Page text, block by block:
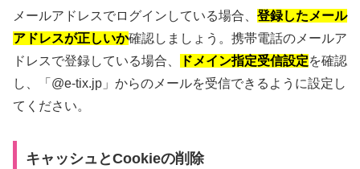
メールアドレスでログインしている場合、 登録したメール
アドレスが正しいか確認しましょう。携帯電話のメールア
ドレスで登録している場合、
ドメイン指定受信設定を確認
し、「@e-tix.jp」からのメールを受信できるように設定し
てください。
キャッシュとCookieの削除